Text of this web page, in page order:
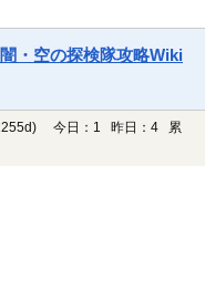
・空の探検隊攻略Wiki
今日：1 昨日：4 累